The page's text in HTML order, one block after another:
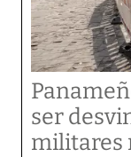
ser
militares